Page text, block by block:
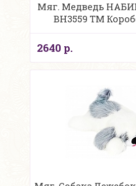
Мяг. Медведь
BH3559 ТМ
2640 р.